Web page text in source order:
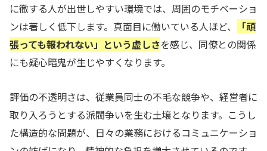
に徹する人が出世しやすい環境では、周囲のモチベーショ
ンは著しく低下します。真面目に働いている人ほど、
「頑
張っても報われない」という虚しさを感じ、同僚との関係
にも疑心暗鬼が生じやすくなります。
評価の不透明さは、従業員同士の不毛な競争や、経営者に
取り入ろうとする派閥争いを生む土壌となります。こうし
た構造的な問題が、日々の業務におけるコミュニケーショ